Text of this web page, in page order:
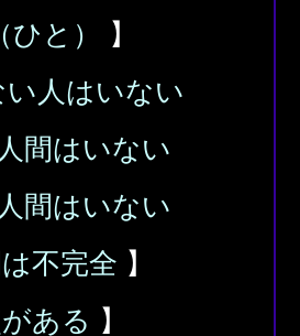
ひと）
】
い人はいない
間はいない
間はいない
不完全 】
ある 】